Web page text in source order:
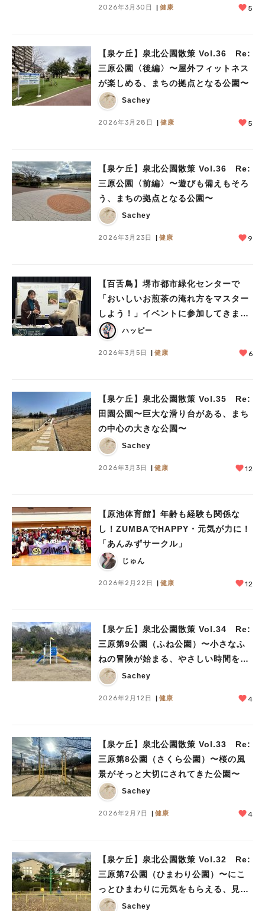
2026年3月30日 健康 5
【泉ケ丘】泉北公園散策 Vol.36 Re:
三原公園〈後編〉〜屋外フィットネス
が楽しめる、まちの拠点となる公園〜
Sachey
2026年3月28日 健康 5
【泉ケ丘】泉北公園散策 Vol.36 Re:
三原公園〈前編〉〜遊びも備えもそろ
う、まちの拠点となる公園〜
Sachey
2026年3月23日 健康 9
【百舌鳥】堺市都市緑化センターで
「おいしいお煎茶の淹れ方をマスター
しよう！」イベントに参加してきまし
た～♡ハッピー
2026年3月5日 健康 6
【泉ケ丘】泉北公園散策 Vol.35 Re:
田園公園〜巨大な滑り台がある、まち
の中心の大きな公園〜
Sachey
2026年3月3日 健康 12
【原池体育館】年齢も経験も関係な
し！ZUMBAでHAPPY・元気が力に！
「あんみずサークル」
じゅん
2026年2月22日 健康 12
【泉ケ丘】泉北公園散策 Vol.34 Re:
三原第9公園（ふね公園）〜小さなふ
ねの冒険が始まる、やさしい時間を過
ごせる公園〜
Sachey
2026年2月12日 健康 4
【泉ケ丘】泉北公園散策 Vol.33 Re:
三原第8公園（さくら公園）〜桜の風
景がそっと大切にされてきた公園〜
Sachey
2026年2月7日 健康 4
【泉ケ丘】泉北公園散策 Vol.32 Re:
三原第7公園（ひまわり公園）〜にこ
っとひまわりに元気をもらえる、見通
しのいい公園〜
Sachey